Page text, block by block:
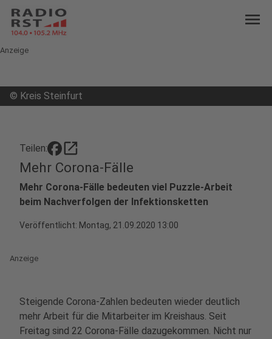
menu
Anzeige
© Kreis Steinfurt
Teilen: open_in_new
Mehr Corona-Fälle
Mehr Corona-Fälle bedeuten viel Puzzle-Arbeit
beim Nachverfolgen der Infektionsketten
Veröffentlicht: Montag, 21.09.2020 13:00
Anzeige
Steigende Corona-Zahlen bedeuten wieder deutlich
mehr Arbeit für die Mitarbeiter im Kreishaus. Seit
Freitag sind 22 Corona-Fälle dazugekommen. Nicht nur